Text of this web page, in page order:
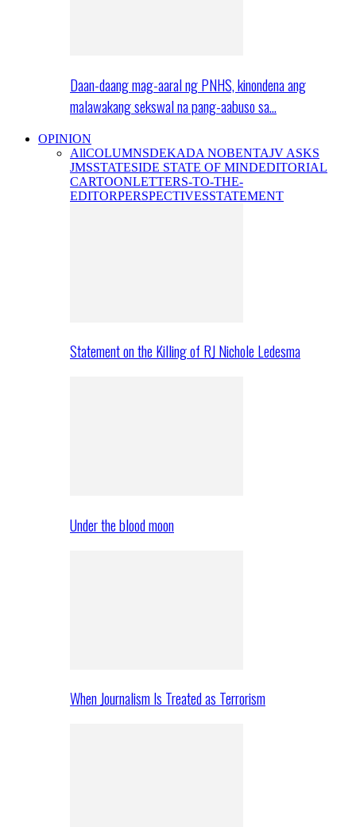
Daan-daang mag-aaral ng PNHS, kinondena ang
malawakang sekswal na pang-aabuso sa…
OPINION
AllCOLUMNSDEKADA NOBENTAJV ASKS
JMSSTATESIDE STATE OF MINDEDITORIAL
CARTOONLETTERS-TO-THE-
EDITORPERSPECTIVESSTATEMENT
Statement on the Killing of RJ Nichole Ledesma
Under the blood moon
When Journalism Is Treated as Terrorism